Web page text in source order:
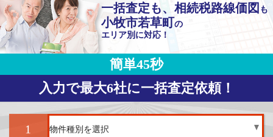
一括査定も、相続税路線価図 も
小牧市若草町の
エリア別に対応！
簡単45秒
入力で最大6社に一括査定依頼！
1